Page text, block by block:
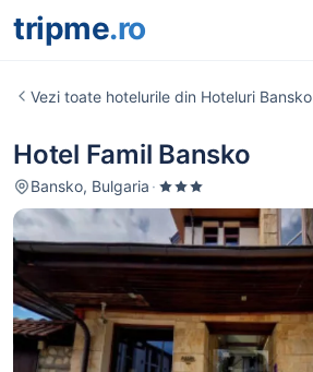
tripme.ro
Vezi toate hotelurile din Hoteluri Bansko
Hotel Famil Bansko
Bansko, Bulgaria ·